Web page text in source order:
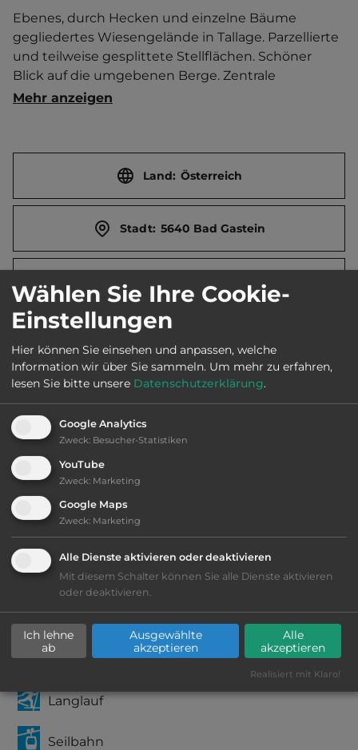
Ebenes, durch Hecken und einzelne Bäume
gegliedertes Wiesengelände in Tallage. Parzellierte
und teilweise gesplittete Stellflächen. Schöner
Blick auf die umgebenen Berge. Zentrale
Gasversorgung (112 Pl.). Ski-Trockenraum. Grillhütte.
km entfernt. Touristen-/Dauerstellplätze 90/15.
Mehr anzeigen
Land: Österreich
Stadt: 5640 Bad Gastein
E-Mail: office@kurcamping-gastein.at
Webseite: www.kurcamping-gastein.at
Fläche: 24.000
Ausstattung:
Abfahrtslauf
Langlauf
Seilbahn
Wählen Sie Ihre Cookie-
Einstellungen
Hier können Sie einsehen und anpassen, welche
Information wir über Sie sammeln. Um mehr zu erfahren,
lesen Sie bitte unsere Datenschutzerklärung.
Google Analytics
Zweck: Besucher-Statistiken
YouTube
Zweck: Marketing
Google Maps
Zweck: Marketing
Alle Dienste aktivieren oder deaktivieren
Mit diesem Schalter können Sie alle Dienste aktivieren
oder deaktivieren.
Ich lehne
ab
Ausgewählte
akzeptieren
Alle
akzeptieren
Realisiert mit Klaro!